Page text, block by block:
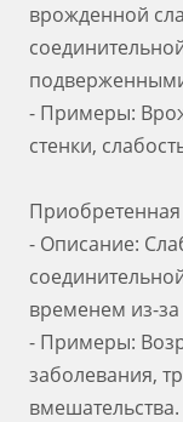
врожденной
- Примеры:
стенки,
Приобретенная
- Описание:
временем из-
- Примеры:
заболевания,
вмешательства.